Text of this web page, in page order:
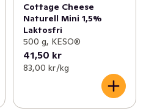
Cottage Cheese
Naturell Mini 1,5%
Laktosfri
500 g, KESO®
41,50 kr
83,00 kr /kg